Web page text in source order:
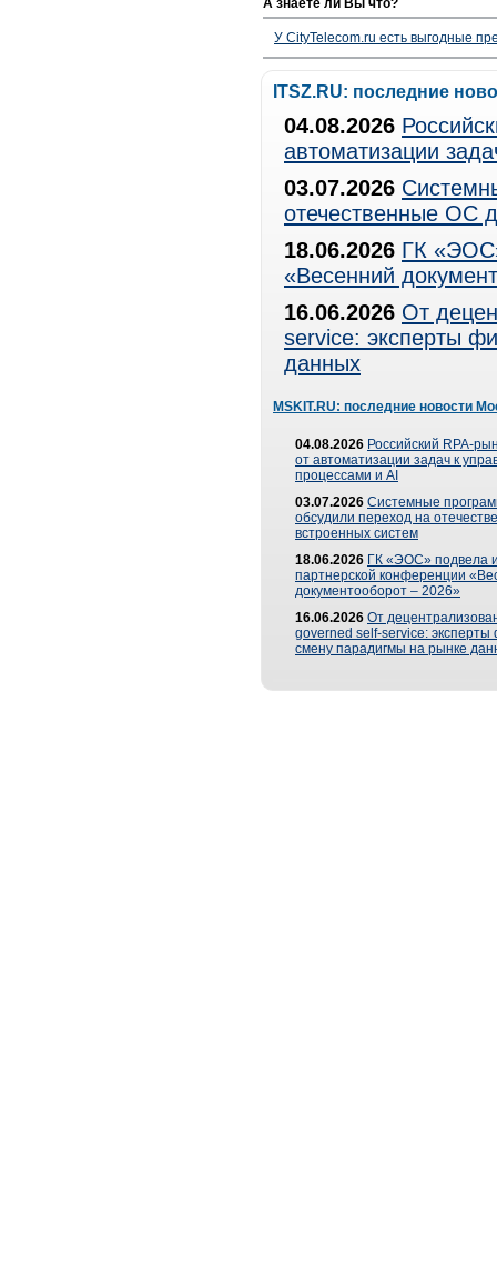
А знаете ли Вы что?
У CityTelecom.ru есть выгодные
ITSZ.RU: последние
04.08.2026
автоматизации
03.07.2026
отечественные ОС
18.06.2026 ГК
«Весенний
16.06.2026 От
service: эксперты
данных
MSKIT.RU: последние новости
04.08.2026 Российский RPA-
от автоматизации задач к
процессами и AI
03.07.2026 Системные
обсудили переход на
встроенных систем
18.06.2026 ГК «ЭОС» подвела
партнерской конференции
документооборот – 2026»
16.06.2026 От
governed self-service: эксперты
смену парадигмы на рынке